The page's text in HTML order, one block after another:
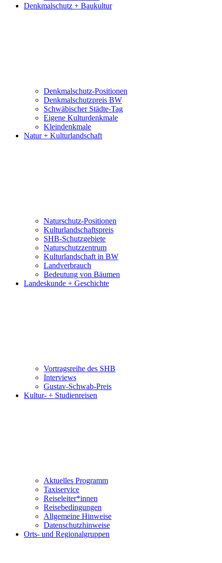
Denkmalschutz + Baukultur
Denkmalschutz-Positionen
Denkmalschutzpreis BW
Schwäbischer Städte-Tag
Eigene Kulturdenkmale
Kleindenkmale
Natur + Kulturlandschaft
Naturschutz-Positionen
Kulturlandschaftspreis
SHB-Schutzgebiete
Naturschutzzentrum
Kulturlandschaft in BW
Landverbrauch
Bedeutung von Bäumen
Landeskunde + Geschichte
Vortragsreihe des SHB
Interviews
Gustav-Schwab-Preis
Kultur- + Studienreisen
Aktuelles Programm
Taxiservice
Reiseleiter*innen
Reisebedingungen
Allgemeine Hinweise
Datenschutzhinweise
Orts- und Regionalgruppen